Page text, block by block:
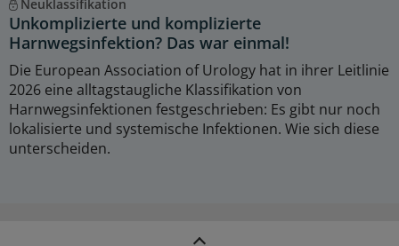
Neuklassifikation
Unkomplizierte und komplizierte
Harnwegsinfektion? Das war einmal!
Die European Association of Urology hat in ihrer Leitlinie
2026 eine alltagstaugliche Klassifikation von
Harnwegsinfektionen festgeschrieben: Es gibt nur noch
lokalisierte und systemische Infektionen. Wie sich diese
unterscheiden.